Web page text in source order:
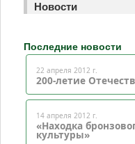
Новости
Последние новости
22 апреля 2012 г.
200-летие
14 апреля 2012 г.
«Находка
культуры»